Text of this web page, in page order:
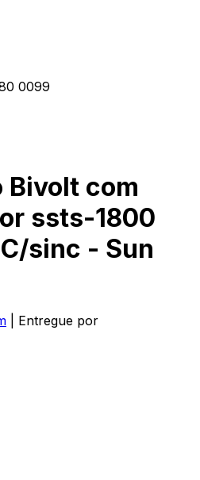
0099
Bivolt com
ssts-1800
sinc - Sun
| Entregue por